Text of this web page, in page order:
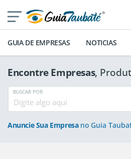
GUIA DE EMPRESAS NOTICIAS
Encontre Empresas,
BUSCAR POR
Anuncie Sua Empresano Guia